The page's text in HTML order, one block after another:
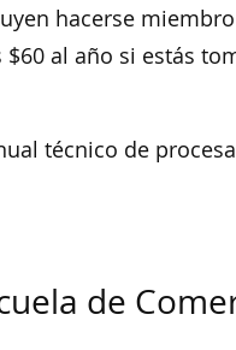
hacerse
al año si estás
técnico de
de